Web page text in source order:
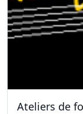
Ateliers de